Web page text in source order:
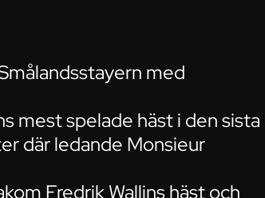
med
mest spelade häst i den sista
där ledande Monsieur
Fredrik Wallins häst och